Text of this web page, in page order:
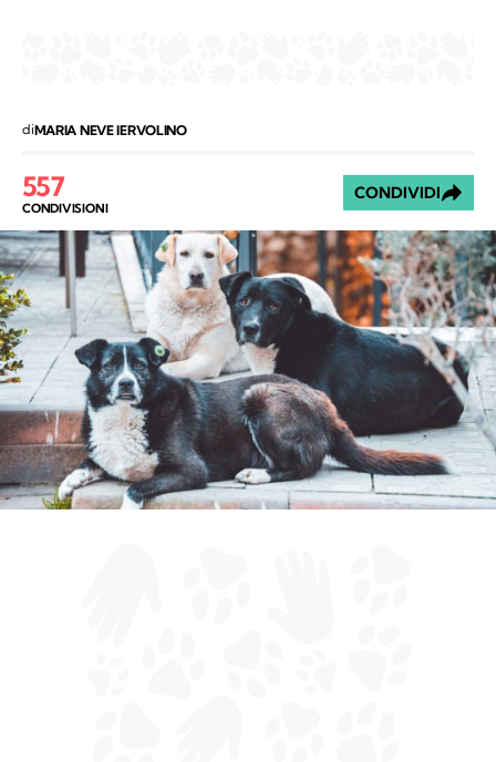
diMARIA NEVE IERVOLINO
557
CONDIVISIONI
CONDIVIDI